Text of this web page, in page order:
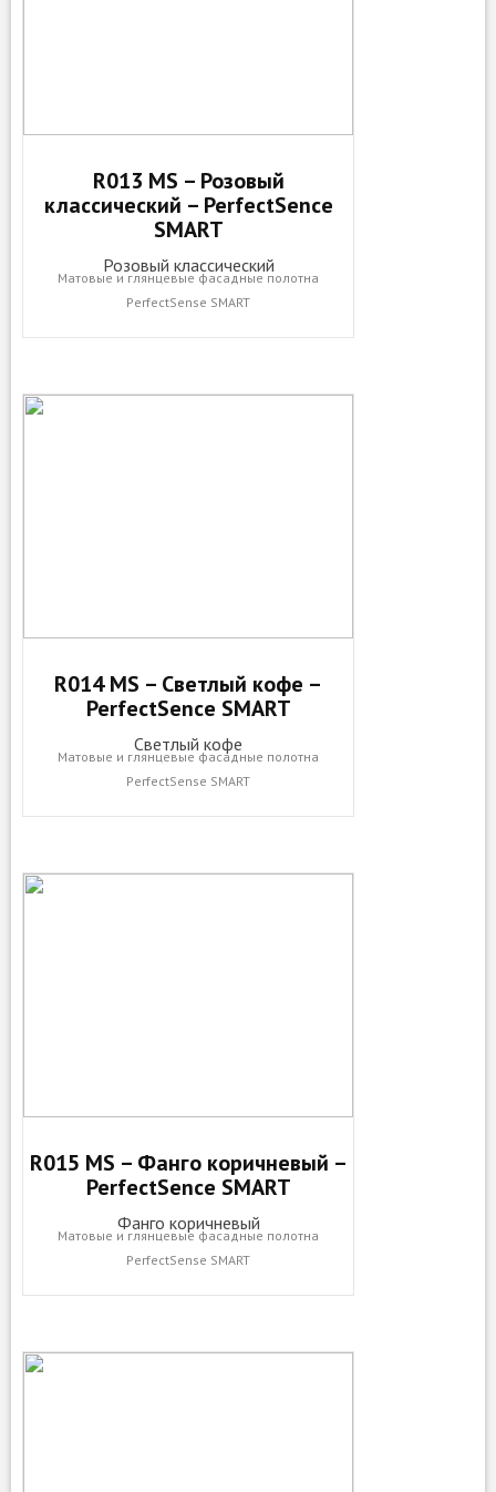
R013 MS – Розовый
классический – PerfectSence
SMART
Розовый классический
Матовые и глянцевые фасадные полотна
PerfectSense SMART
R014 MS – Светлый кофе –
PerfectSence SMART
Светлый кофе
Матовые и глянцевые фасадные полотна
PerfectSense SMART
R015 MS – Фанго коричневый –
PerfectSence SMART
Фанго коричневый
Матовые и глянцевые фасадные полотна
PerfectSense SMART